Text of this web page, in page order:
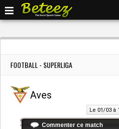
FOOTBALL - SUPERLIGA
Aves
Le 01/03 à
Commenter ce match